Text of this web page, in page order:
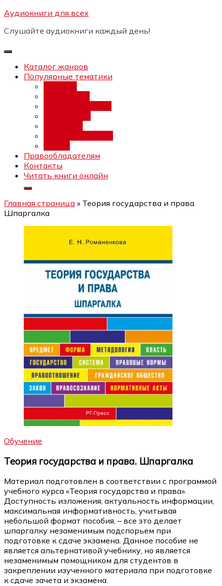
Перейти
содержимому
Аудиокниги для всех
Слушайте аудиокниги каждый день!
Каталог жанров
Популярные тематики
Правообладателям
Контакты
Читать книги онлайн
Главная страница » Теория государства и права.
Шпаргалка
Обучение
Теория государства и права. Шпаргалка
Материал подготовлен в соответствии с программой
учебного курса «Теория государства и права».
Доступность изложения, актуальность информации,
максимальная информативность, учитывая
небольшой формат пособия, – все это делает
шпаргалку незаменимым подспорьем при
подготовке к сдаче экзамена. Данное пособие не
является альтернативой учебнику, но является
незаменимым помощником для студентов в
закреплении изученного материала при подготовке
к сдаче зачета и экзамена.
Бесплатный интенсив:
каналов"